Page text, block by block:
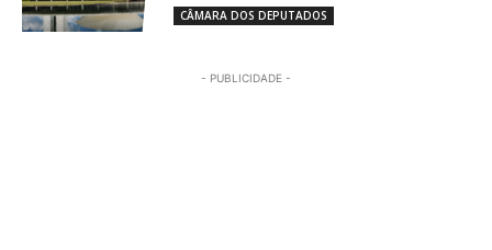
CÂMARA DOS DEPUTADOS
- PUBLICIDADE -